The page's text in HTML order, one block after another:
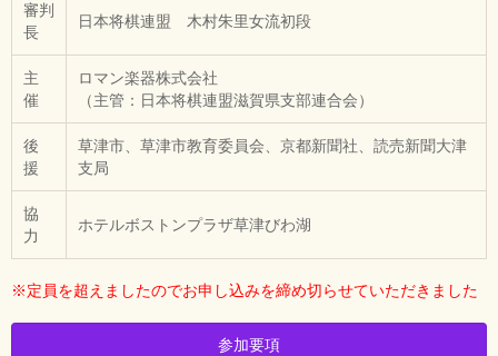
審判
長
日本将棋連盟 木村朱里女流初段
主
催
ロマン楽器株式会社
（主管：日本将棋連盟滋賀県支部連合会）
後
援
草津市、草津市教育委員会、京都新聞社、読売新聞大津
支局
協
力
ホテルボストンプラザ草津びわ湖
※定員を超えましたのでお申し込みを締め切らせていただきました
参加要項